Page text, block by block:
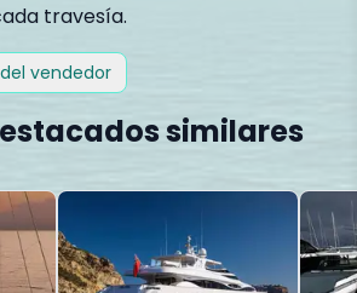
travesía.
vendedor
similares